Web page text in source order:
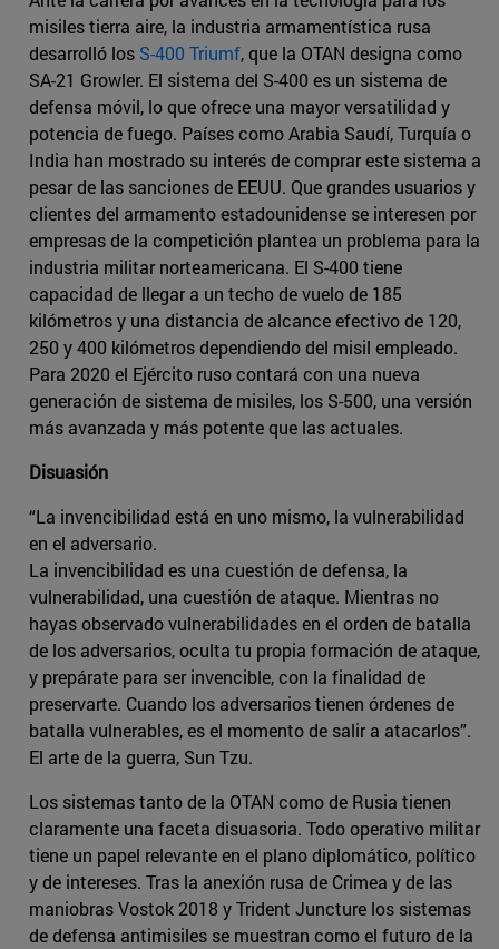
misiles tierra aire, la industria armamentística rusa
desarrolló los S-400 Triumf, que la OTAN designa como
SA-21 Growler. El sistema del S-400 es un sistema de
defensa móvil, lo que ofrece una mayor versatilidad y
potencia de fuego. Países como Arabia Saudí, Turquía o
India han mostrado su interés de comprar este sistema a
pesar de las sanciones de EEUU. Que grandes usuarios y
clientes del armamento estadounidense se interesen por
empresas de la competición plantea un problema para la
industria militar norteamericana. El S-400 tiene
capacidad de llegar a un techo de vuelo de 185
kilómetros y una distancia de alcance efectivo de 120,
250 y 400 kilómetros dependiendo del misil empleado.
Para 2020 el Ejército ruso contará con una nueva
generación de sistema de misiles, los S-500, una versión
más avanzada y más potente que las actuales.
Disuasión
“La invencibilidad está en uno mismo, la vulnerabilidad
en el adversario.
La invencibilidad es una cuestión de defensa, la
vulnerabilidad, una cuestión de ataque. Mientras no
hayas observado vulnerabilidades en el orden de batalla
de los adversarios, oculta tu propia formación de ataque,
y prepárate para ser invencible, con la finalidad de
preservarte. Cuando los adversarios tienen órdenes de
batalla vulnerables, es el momento de salir a atacarlos”.
El arte de la guerra, Sun Tzu.
Los sistemas tanto de la OTAN como de Rusia tienen
claramente una faceta disuasoria. Todo operativo militar
tiene un papel relevante en el plano diplomático, político
y de intereses. Tras la anexión rusa de Crimea y de las
maniobras Vostok 2018 y Trident Juncture los sistemas
de defensa antimisiles se muestran como el futuro de la